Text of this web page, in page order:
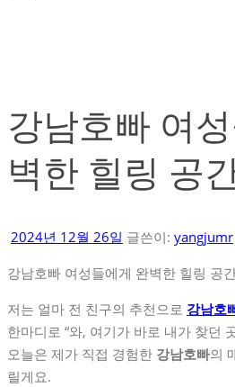
강남호빠 여
벽한 힐링 공
2024년 12월 26일 글쓴이: yangjumr
강남호빠 여성들에게 완벽한 힐링 공
저는 얼마 전 친구의 추천으로 강남호
한마디로 “와, 여기가 바로 내가 찾던
오늘은 제가 직접 경험한 강남호빠의
릴게요.